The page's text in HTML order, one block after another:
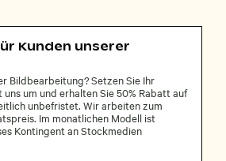
Kunden unserer
Bildbearbeitung? Setzen Sie Ihr
um und erhalten Sie 50% Rabatt auf
unbefristet. Wir arbeiten zum
Im monatlichen Modell ist
Kontingent an Stockmedien